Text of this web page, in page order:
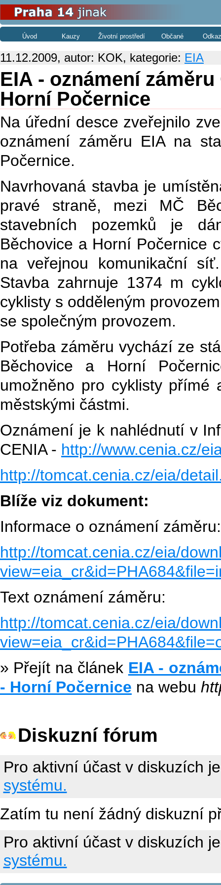
Úvod Kauzy Životní prostředí Občané
11.12.2009, autor: KOK, kategorie: EIA
EIA - oznámení
Horní Počernice
Na úřední desce zveřejnilo
oznámení záměru EIA na
Počernice.
Navrhovaná stavba je
pravé straně, mezi MČ
stavebních pozemků je
Běchovice a Horní Počernice
na veřejnou komunikační
Stavba zahrnuje 1374 m
cyklisty s odděleným
se společným provozem.
Potřeba záměru vychází ze
Běchovice a Horní
umožněno pro cyklisty přímé
městskými částmi.
Oznámení je k nahlédnutí v
CENIA - http://www.cenia.cz/
http://tomcat.cenia.cz/eia/
Blíže viz dokument:
Informace o oznámení záměru:
http://tomcat.cenia.cz/eia/
Text oznámení záměru:
http://tomcat.cenia.cz/eia/
» Přejít na článek EIA -
- Horní Počernice na webu
Diskuzní fórum
Pro aktivní účast v diskuzích
systému.
Zatím tu není žádný diskuzní
Pro aktivní účast v diskuzích
systému.